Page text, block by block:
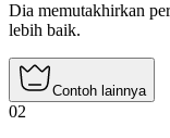
Dia memutakhirkan
lebih baik.
Contoh lainnya
02